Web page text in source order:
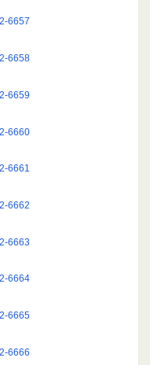
6657
6658
6659
6660
6661
6662
6663
6664
6665
6666